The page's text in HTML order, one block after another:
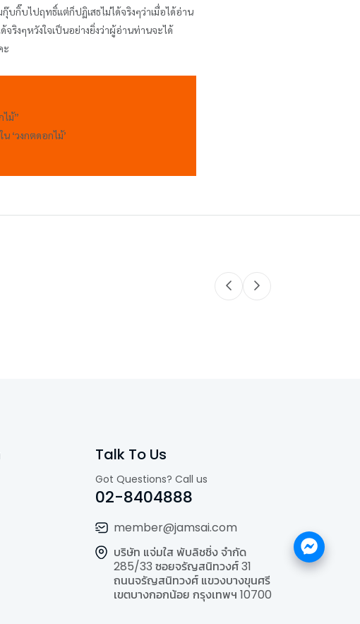
กิ๊บไปฤทธิ์แต่ก็ปฏิเสธไม่ได้จริงๆว่าเมื่อได้อ่าน
ริงๆหวังใจเป็นอย่างยิ่งว่าผู้อ่านท่านจะได้
ะ
ม้”
‘วงกตดอกไม้’
Talk To Us
Got Questions? Call us
02-8404888
member@jamsai.com
บริษัท แจ่มใส พับลิชชิ่ง จำกัด
285/33 ซอยจรัญสนิทวงศ์ 31
ถนนจรัญสนิทวงศ์ แขวงบางขุนศรี
เขตบางกอกน้อย กรุงเทพฯ 10700